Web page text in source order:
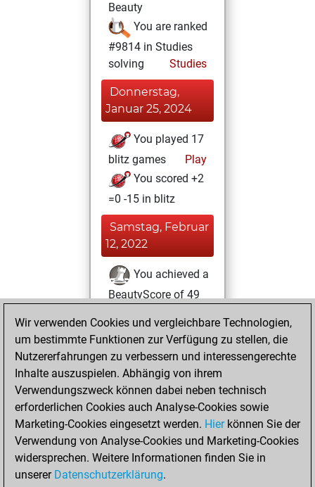
Beauty
You are ranked
#9814 in Studies
solving
Studies
Donnerstag,
Januar 25, 2024
You played 17
blitz games
Play
You scored +2
=0 -15 in blitz
Samstag, Februar
12, 2022
You achieved a
BeautyScore of 49
achieved a new Elo
of 1549
Sonntag, Januar
30, 2022
You created
your Fritz account
Fritz
You
Wir verwenden Cookies und vergleichbare Technologien,
um bestimmte Funktionen zur Verfügung zu stellen, die
Nutzererfahrungen zu verbessern und interessengerechte
Inhalte auszuspielen. Abhängig von ihrem
Verwendungszweck können dabei neben technisch
erforderlichen Cookies auch Analyse-Cookies sowie
Marketing-Cookies eingesetzt werden. Hierkönnen Sie der
Verwendung von Analyse-Cookies und Marketing-Cookies
widersprechen. Weitere Informationen finden Sie in
unserer Datenschutzerklärung.